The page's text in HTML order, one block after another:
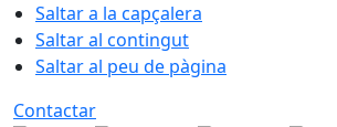
Saltar a la capçalera
Saltar al contingut
Saltar al peu de pàgina
Contactar